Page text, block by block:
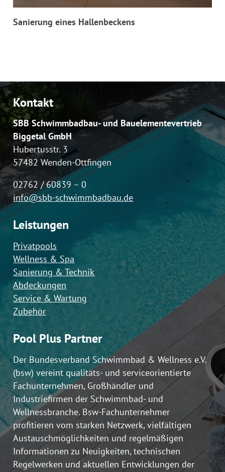
Sanierung eines Hallenbeckens
Kontakt
SBB Schwimmbadbau- und Bauelementevertrieb
Biggetal GmbH
Hubertusstr. 3
57482 Wenden-Ottfingen
02762 / 60839 – 0
info@sbb-schwimmbadbau.de
Leistungen
Privatpools
Wellness & Spa
Sanierung & Technik
Abdeckungen
Service & Wartung
Zubehör
Pool Plus Partner
Der Bundesverband Schwimmbad & Wellness e.V.
(bsw) vereint qualitäts- und serviceorientierte
Fachunternehmen, Großhändler und
Industriefirmen der Schwimmbad- und
Wellnessbranche. Bsw-Fachunternehmer
profitieren vom starken Netzwerk, vielfältigen
Austauschmöglichkeiten und regelmäßigen
Informationen zu Neuigkeiten, technischen
Regelwerken und aktuellen Entwicklungen der